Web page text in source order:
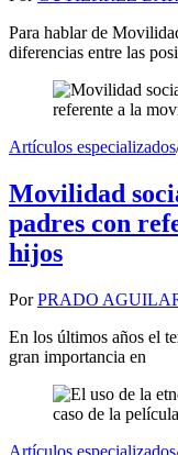
Para hablar de
diferencias entre las
Artículos especializados
Movilidad
padres con
hijos
Por PRADO
En los últimos años el
gran importancia en
Artículos especializados